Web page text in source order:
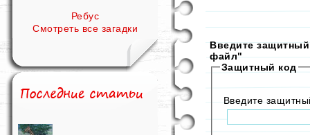
Ребус
Смотреть все загадки
Введите
файл"
Защитный код
Введите